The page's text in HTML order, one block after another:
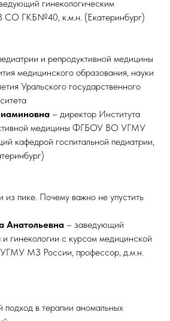
гинекологическим
ГКБ№40, к.м.н. (Екатеринбург)
и репродуктивной медицины
медицинского образования, науки
Уральского государственного
– директор Института
медицины ФГБОУ ВО УГМУ
кафедрой госпитальной педиатрии,
из пике. Почему важно не упустить
Анатольевна – заведующий
гинекологии с курсом медицинской
МЗ России, профессор, д.м.н.
в терапии аномальных